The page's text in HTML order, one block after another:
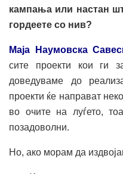
кампања или настан
гордеете со нив?
Маја Наумовска
сите проекти кои ги
доведуваме до
проекти ќе направат
во очите на луѓето,
позадоволни.
Но, ако морам да